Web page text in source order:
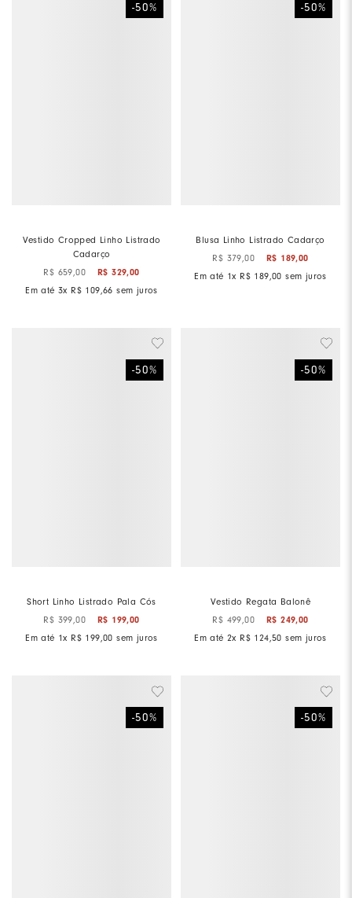
-50%
Vestido Cropped Linho Listrado
Cadarço
R$ 659 ,00 R$ 329,00
Em até 3x R$ 109 ,66 sem juros
-50%
Blusa Linho Listrado Cadarço
R$ 379 ,00 R$ 189,00
Em até 1x R$ 189 ,00 sem juros
-50%
Short Linho Listrado Pala Cós
R$ 399,00 R$ 199,00
Em até 1x R$ 199,00 sem juros
-50%
Vestido Regata Balonê
R$ 499,00 R$ 249,00
Em até 2x R$ 124,50 sem juros
-50% -50%